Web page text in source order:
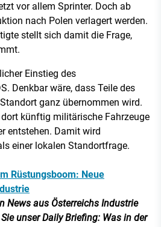
vor allem Sprinter. Doch ab
nach Polen verlagert werden.
stellt sich damit die Frage,
Einstieg des
Denkbar wäre, dass Teile des
ganz übernommen wird.
künftig militärische Fahrzeuge
entstehen. Damit wird
einer lokalen Standortfrage.
Rüstungsboom: Neue
News aus Österreichs Industrie
unser Daily Briefing: Was in der